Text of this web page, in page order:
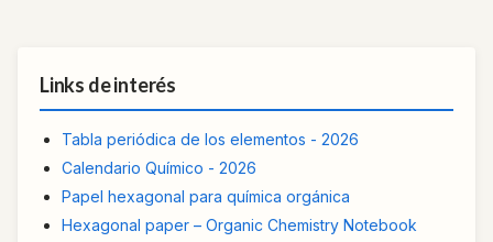
Links de interés
Tabla periódica de los elementos - 2026
Calendario Químico - 2026
Papel hexagonal para química orgánica
Hexagonal paper – Organic Chemistry Notebook